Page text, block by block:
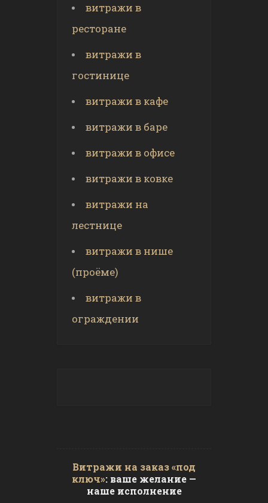
витражи в
ресторане
витражи в
гостинице
витражи в кафе
витражи в баре
витражи в офисе
витражи в ковке
витражи на
лестнице
витражи в нише
(проёме)
витражи в
ограждении
Витражи на заказ «под
ключ»: ваше желание —
наше исполнение